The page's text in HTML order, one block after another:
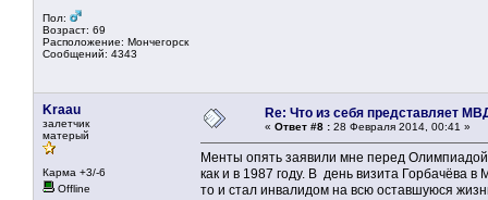
Пол:
Возраст: 69
Расположение: Мончегорск
Сообщений: 4343
Kraau
залетчик
матерый
Карма +3/-6
Offline
Re: Что из себя представляет
« Ответ #8 : 28 Февраля 2014, 00:41 »
Менты опять заявили мне перед Олимпиадой
как и в 1987 году. В день визита Горбачёва
то и стал инвалидом на всю оставшуюся